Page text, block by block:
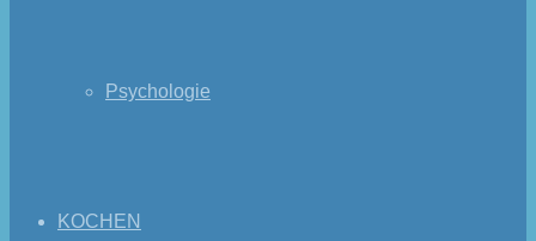
Psychologie
KOCHEN